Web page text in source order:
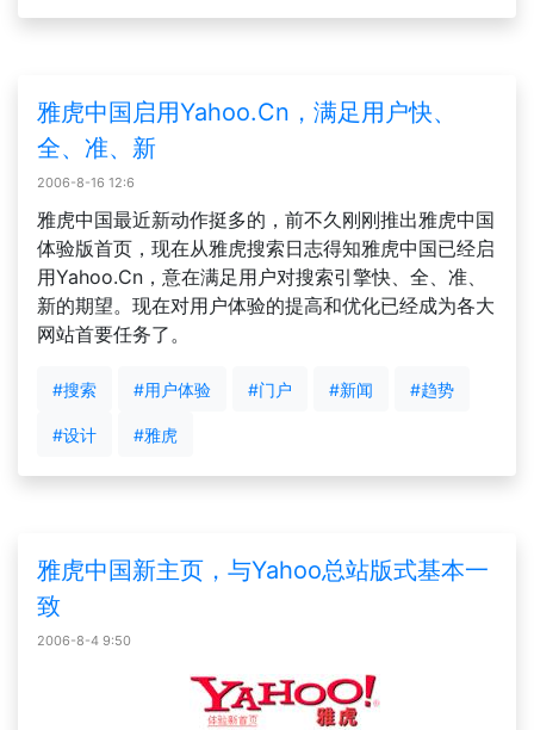
雅虎中国启用Yahoo.Cn，满足用户快、
全、准、新
2006-8-16 12:6
雅虎中国最近新动作挺多的，前不久刚刚推出雅虎中国
体验版首页，现在从雅虎搜索日志得知雅虎中国已经启
用Yahoo.Cn，意在满足用户对搜索引擎快、全、准、
新的期望。现在对用户体验的提高和优化已经成为各大
网站首要任务了。
#搜索 #用户体验 #门户 #新闻 #趋势
#设计 #雅虎
雅虎中国新主页，与Yahoo总站版式基本一
致
2006-8-4 9:50